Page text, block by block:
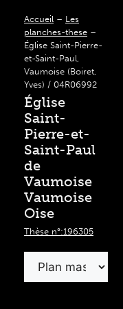
Accueil – Les
planches-these –
Église Saint-Pierre-
et-Saint-Paul,
Vaumoise (Boiret,
Yves) / 04R06992
Église
Saint-
Pierre-et-
Saint-Paul
de
Vaumoise
Vaumoise
Oise
Thèse n°:196305